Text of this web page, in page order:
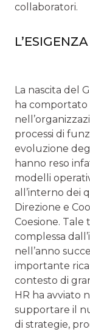
collaboratori.
L’ESIGENZA
La nascita del
ha
processi di
evoluzione
hanno reso
modelli
all’interno dei
Direzione e
Coesione. Tale
complessa
nell’anno
importante
contesto di
HR ha avviato
supportare il
di strategie,